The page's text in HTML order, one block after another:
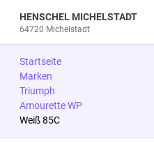
HENSCHEL MICHELSTADT
64720 Michelstadt
Startseite
Marken
Triumph
Amourette WP
Weiß 85C